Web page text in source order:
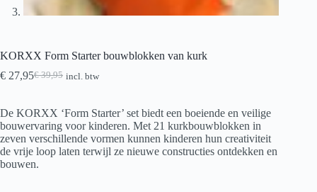
KORXX Form Starter bouwblokken van kurk
€39,95
Oorspronkelijke
€ 39,95.
€ 27,95Huidige
€ 27,95.
incl. btw
De KORXX ‘Form Starter’ set biedt een boeiende en veilige
bouwervaring voor kinderen. Met 21 kurkbouwblokken in
zeven verschillende vormen kunnen kinderen hun creativiteit
de vrije loop laten terwijl ze nieuwe constructies ontdekken en
bouwen.